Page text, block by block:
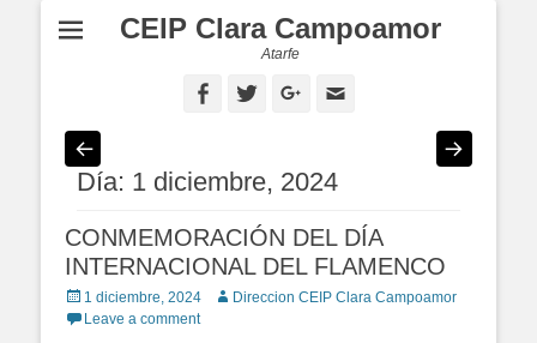
CEIP Clara Campoamor
Atarfe
FacebookTwitterGoogleplus
Día: 1 diciembre, 2024
CONMEMORACIÓN DEL DÍA
INTERNACIONAL DEL FLAMENCO
Posted
on
1 diciembre, 2024 AuthorDireccion CEIP Clara Campoamor
Leave a comment